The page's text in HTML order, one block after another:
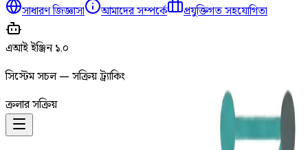
সাধারণ জিজ্ঞাসা আমাদের সম্পর্কে প্রযুক্তিগত সহযোগিতা
এআই ইঞ্জিন ১.০
সিস্টেম সচল — সক্রিয় ট্র্যাকিং
ক্রলার সক্রিয়